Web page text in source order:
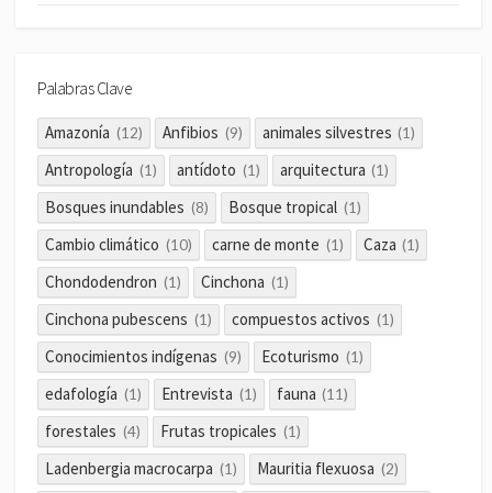
Palabras Clave
Amazonía (12) Anfibios (9) animales silvestres (1)
Antropología (1) antídoto (1) arquitectura (1)
Bosques inundables (8) Bosque tropical (1)
Cambio climático (10) carne de monte (1) Caza (1)
Chondodendron (1) Cinchona (1)
Cinchona pubescens (1) compuestos activos (1)
Conocimientos indígenas (9) Ecoturismo (1)
edafología (1) Entrevista (1) fauna (11)
forestales (4) Frutas tropicales (1)
Ladenbergia macrocarpa (1) Mauritia flexuosa (2)